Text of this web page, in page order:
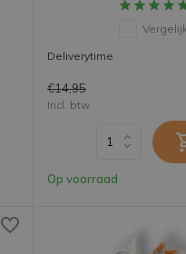
Deliverytime
€14,95
Incl. btw
Op voorraad